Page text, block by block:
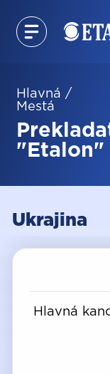
Hlavná /
Mestá
"Etalon"
Ukrajina
Hlavná